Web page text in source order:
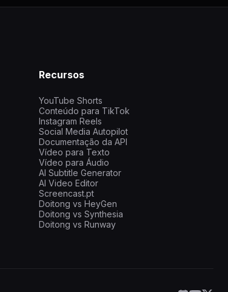
Recursos
YouTube Shorts
Conteúdo para TikTok
Instagram Reels
Social Media Autopilot
Documentação da API
Vídeo para Texto
Vídeo para Áudio
AI Subtitle Generator
AI Video Editor
Screencast.pt
Doitong vs HeyGen
Doitong vs Synthesia
Doitong vs Runway